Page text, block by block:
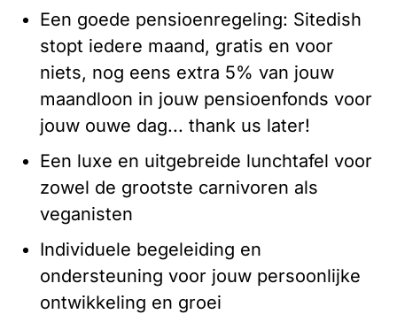
Een goede pensioenregeling: Sitedish
stopt iedere maand, gratis en voor
niets, nog eens extra 5% van jouw
maandloon in jouw pensioenfonds voor
jouw ouwe dag... thank us later!
Een luxe en uitgebreide lunchtafel voor
zowel de grootste carnivoren als
veganisten
Individuele begeleiding en
ondersteuning voor jouw persoonlijke
ontwikkeling en groei